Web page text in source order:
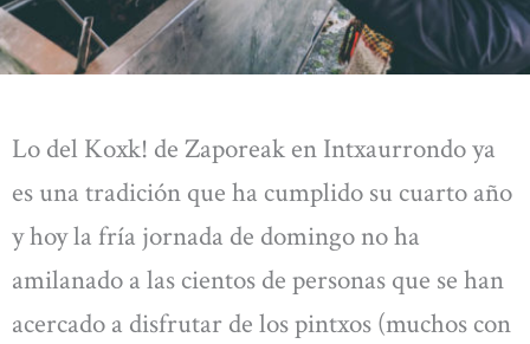
Lo del Koxk! de Zaporeak en Intxaurrondo ya
es una tradición que ha cumplido su cuarto año
y hoy la fría jornada de domingo no ha
amilanado a las cientos de personas que se han
acercado a disfrutar de los pintxos (muchos con